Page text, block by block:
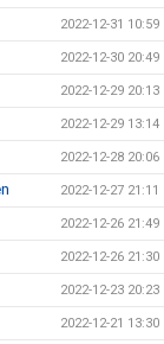
2022-12-31 10:59
2022-12-30 20:49
2022-12-29 20:13
2022-12-29 13:14
2022-12-28 20:06
2022-12-27 21:11
2022-12-26 21:49
2022-12-26 21:30
2022-12-23 20:23
2022-12-21 13:30